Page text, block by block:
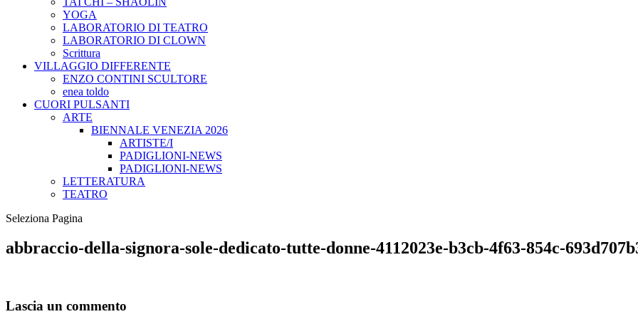
YOGA
LABORATORIO DI TEATRO
LABORATORIO DI CLOWN
Scrittura
VILLAGGIO DIFFERENTE
ENZO CONTINI SCULTORE
enea toldo
CUORI PULSANTI
ARTE
BIENNALE VENEZIA 2026
ARTISTE/I
PADIGLIONI-NEWS
PADIGLIONI-NEWS
LETTERATURA
TEATRO
Seleziona Pagina
abbraccio-della-signora-sole-dedicato-tutte-donne-4112023e-b3cb-4f63-854c-
Lascia un commento